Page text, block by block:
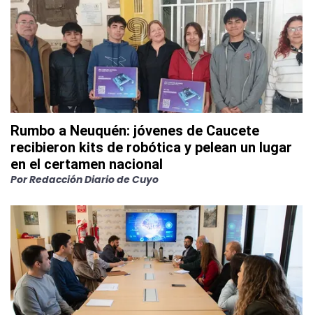
Rumbo a Neuquén: jóvenes de Caucete
recibieron kits de robótica y pelean un lugar
en el certamen nacional
PorRedacción Diario de Cuyo